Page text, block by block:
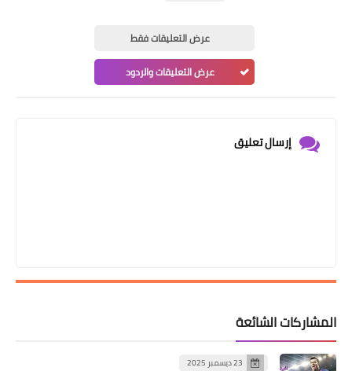
عرض التعليقات فقط
عرض التعليقات والردود
إرسال تعليق
المشاركات الشائعة
23 ديسمبر 2025